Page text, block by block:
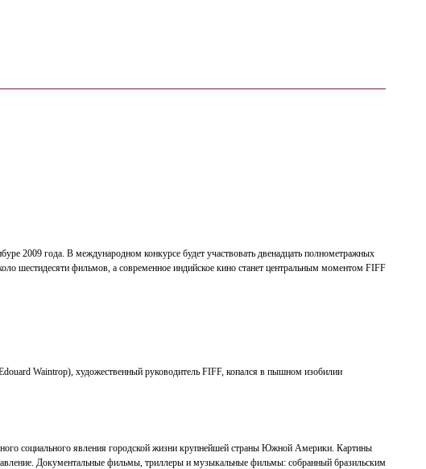
2009 года. В международном конкурсе будет участвовать двенадцать полнометражных
шестидесяти фильмов, а современное индийское кино станет центральным моментом FIFF
Waintrop), художественный руководитель FIFF, копался в пышном изобилии
социального явления городской жизни крупнейшей страны Южной Америки. Картины
Документальные фильмы, триллеры и музыкальные фильмы: собранный бразильским